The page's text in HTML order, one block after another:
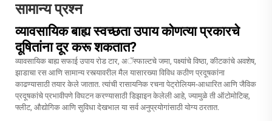
सामान्य प्रश्न
व्यावसायिक बाह्य स्वच्छता उपाय कोणत्या प्रकारचे
दूषितांना दूर करू शकतात?
व्यावसायिक बाह्य सफाई उपाय रोड टार, अॅस्फाल्टचे जमा, पक्ष्यांचे विष्ठा, कीटकांचे अवशेष,
झाडाचा रस आणि सामान्य रस्त्यावरील मैल यासारख्या विविध कठीण प्रदूषकांना
काढण्यासाठी तयार केले जातात. त्यांची रासायनिक रचना पेट्रोलियम-आधारित आणि जैविक
प्रदूषकांचे प्रभावीपणे विघटन करण्यासाठी डिझाइन केलेली आहे, ज्यामुळे ती ऑटोमोटिव्ह,
फ्लीट, औद्योगिक आणि सुविधा देखभाल या सर्व अनुप्रयोगांसाठी योग्य ठरतात.